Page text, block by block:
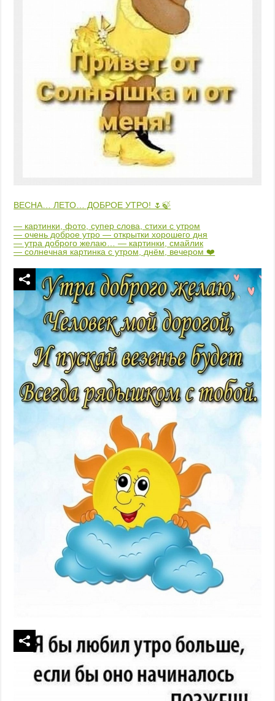
ВЕСНА… ЛЕТО… ДОБРОЕ УТРО! 🌷🍃
— картинки, фото, супер слова, стихи с утром
— очень доброе утро — открытки хорошего дня
— утра доброго желаю… — картинки, смайлик
— солнечная картинка с утром, днём, вечером ❤️